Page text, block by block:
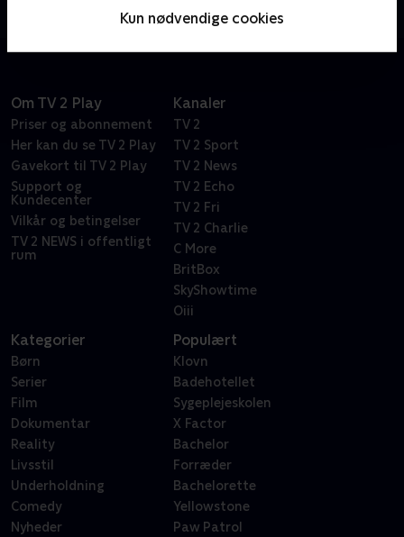
Kun nødvendige cookies
store følelser i spil.
Om TV 2 Play
Priser og abonnement
Her kan du se TV 2 Play
Gavekort til TV 2 Play
Support og
Kundecenter
Vilkår og betingelser
TV 2 NEWS i offentligt
rum
Kanaler
TV 2
TV 2 Sport
TV 2 News
TV 2 Echo
TV 2 Fri
TV 2 Charlie
C More
BritBox
SkyShowtime
Oiii
Kategorier
Børn
Serier
Film
Dokumentar
Reality
Livsstil
Underholdning
Comedy
Nyheder
Populært
Klovn
Badehotellet
Sygeplejeskolen
X Factor
Bachelor
Forræder
Bachelorette
Yellowstone
Paw Patrol